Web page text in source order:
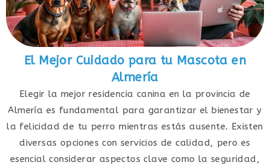
El Mejor Cuidado para tu Mascota en
Almería
Elegir la mejor residencia canina en la provincia de
Almería es fundamental para garantizar el bienestar y
la felicidad de tu perro mientras estás ausente. Existen
diversas opciones con servicios de calidad, pero es
esencial considerar aspectos clave como la seguridad,